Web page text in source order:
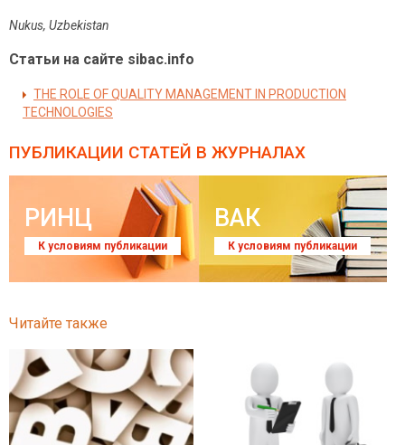
Nukus, Uzbekistan
Статьи на сайте sibac.info
THE ROLE OF QUALITY MANAGEMENT IN PRODUCTION
TECHNOLOGIES
ПУБЛИКАЦИИ СТАТЕЙ В ЖУРНАЛАХ
РИНЦ
К условиям публикации
ВАК
К условиям публикации
Читайте также